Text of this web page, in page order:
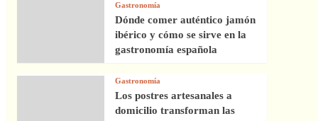
Gastronomía
Dónde comer auténtico jamón
ibérico y cómo se sirve en la
gastronomía española
Gastronomía
Los postres artesanales a
domicilio transforman las